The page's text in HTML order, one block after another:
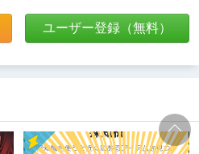
ユーザー登録（無料）